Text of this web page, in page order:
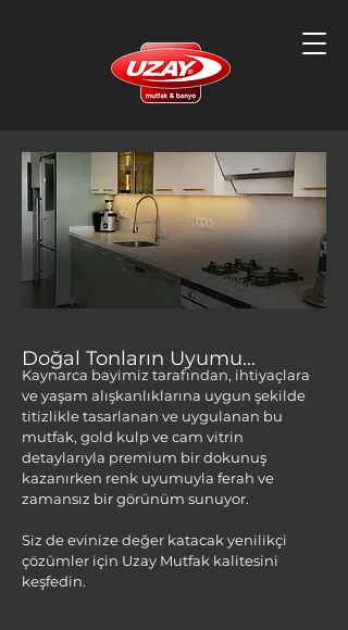
Doğal Tonların Uyumu...
Kaynarca bayimiz tarafından, ihtiyaçlara
ve yaşam alışkanlıklarına uygun şekilde
titizlikle tasarlanan ve uygulanan bu
mutfak, gold kulp ve cam vitrin
detaylarıyla premium bir dokunuş
kazanırken renk uyumuyla ferah ve
zamansız bir görünüm sunuyor.
Siz de evinize değer katacak yenilikçi
çözümler için Uzay Mutfak kalitesini
keşfedin.